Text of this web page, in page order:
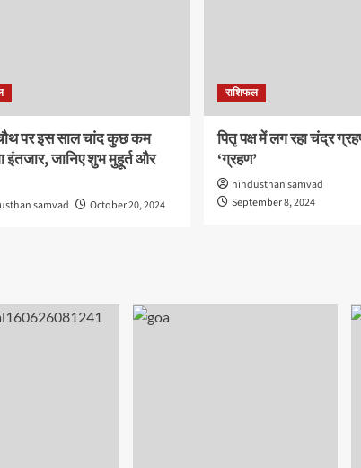
पर इस साल चांद कुछ कम
इंतजार, जानिए शुभ मुहूर्त और
samvad October 20, 2024
राशिफल
पितृ पक्ष में लग रहा चंद्र
‘ग्रहण’
hindusthan samvad
September 8, 2024